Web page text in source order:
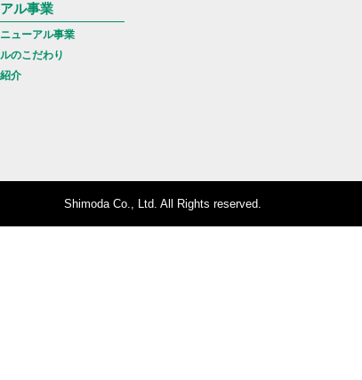
ル事業
ューアル事業
のこだわり
介
Shimoda Co., Ltd. All Rights reserved.